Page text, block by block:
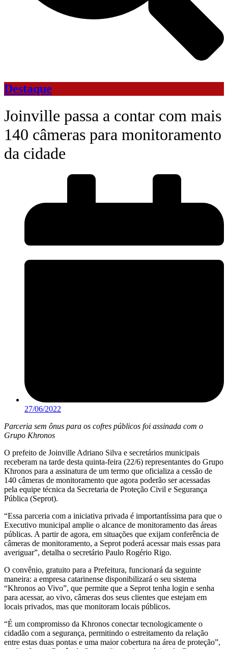
Destaque
Joinville passa a contar com mais
140 câmeras para monitoramento
da cidade
27/06/2022
Parceria sem ônus para os cofres públicos foi assinada com o
Grupo Khronos
O prefeito de Joinville Adriano Silva e secretários municipais
receberam na tarde desta quinta-feira (22/6) representantes do Grupo
Khronos para a assinatura de um termo que oficializa a cessão de
140 câmeras de monitoramento que agora poderão ser acessadas
pela equipe técnica da Secretaria de Proteção Civil e Segurança
Pública (Seprot).
“Essa parceria com a iniciativa privada é importantíssima para que o
Executivo municipal amplie o alcance de monitoramento das áreas
públicas. A partir de agora, em situações que exijam conferência de
câmeras de monitoramento, a Seprot poderá acessar mais essas para
averiguar”, detalha o secretário Paulo Rogério Rigo.
O convênio, gratuito para a Prefeitura, funcionará da seguinte
maneira: a empresa catarinense disponibilizará o seu sistema
“Khronos ao Vivo”, que permite que a Seprot tenha login e senha
para acessar, ao vivo, câmeras dos seus clientes que estejam em
locais privados, mas que monitoram locais públicos.
“É um compromisso da Khronos conectar tecnologicamente o
cidadão com a segurança, permitindo o estreitamento da relação
entre estas duas pontas e uma maior cobertura na área de proteção”,